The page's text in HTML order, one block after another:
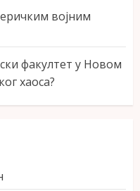
војним
факултет у Новом
хаоса?